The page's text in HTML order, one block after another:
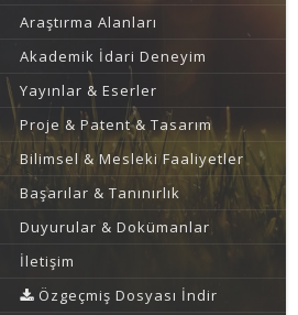
Araştırma Alanları
Akademik İdari Deneyim
Yayınlar & Eserler
Proje & Patent & Tasarım
Bilimsel & Mesleki Faaliyetler
Başarılar & Tanınırlık
Duyurular & Dokümanlar
İletişim
Özgeçmiş Dosyası İndir